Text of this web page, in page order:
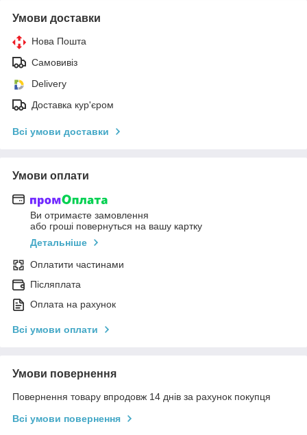
Умови доставки
Нова Пошта
Самовивіз
Delivery
Доставка кур'єром
Всі умови доставки
Умови оплати
Ви отримаєте замовлення
або гроші повернуться на вашу картку
Детальніше
Оплатити частинами
Післяплата
Оплата на рахунок
Всі умови оплати
Умови повернення
Повернення товару впродовж 14 днів за рахунок покупця
Всі умови повернення